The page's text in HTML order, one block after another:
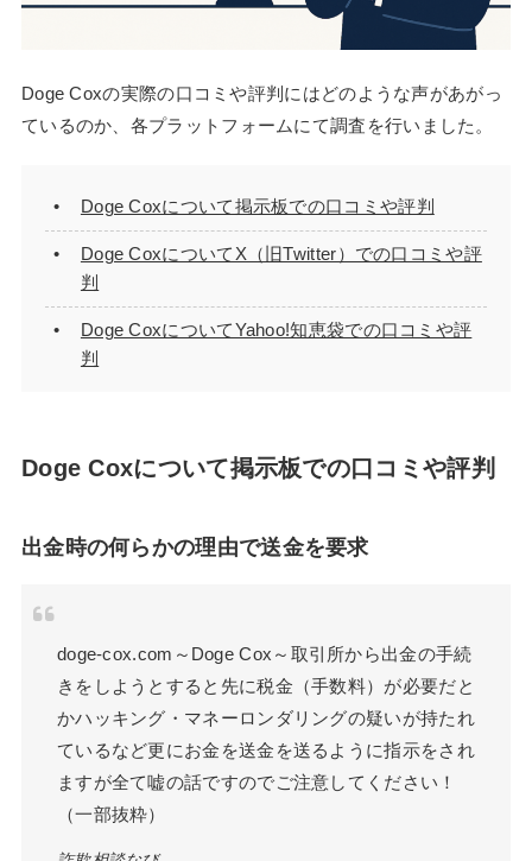
Doge Coxの実際の口コミや評判にはどのような声があがっ
ているのか、各プラットフォームにて調査を行いました。
Doge Coxについて掲示板での口コミや評判
Doge CoxについてX（旧Twitter）での口コミや評
判
Doge CoxについてYahoo!知恵袋での口コミや評
判
Doge Coxについて掲示板での口コミや評判
出金時の何らかの理由で送金を要求
doge-cox.com～Doge Cox～取引所から出金の手続
きをしようとすると先に税金（手数料）が必要だと
かハッキング・マネーロンダリングの疑いが持たれ
ているなど更にお金を送金を送るように指示をされ
ますが全て嘘の話ですのでご注意してください！
（一部抜粋）